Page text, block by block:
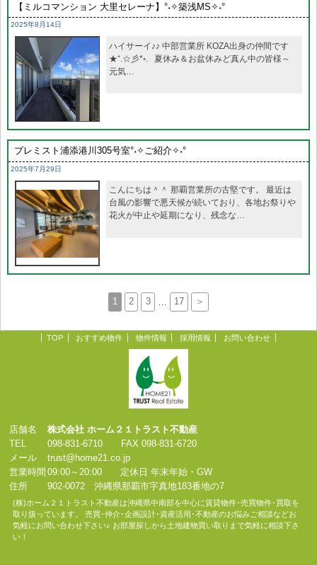
【ミルコマンション 大里セレーナ】°˖✧築浅MS✧˖°
2025年8月14日
ハイサーイ♪♪ 中部営業所 KOZA出身の仲間です
★⁺.☆彡*◦. 夏休み＆お盆休みど真ん中の皆様～
元気…
プレミスト浦添港川305号室°˖✧ご紹介✧˖°
2025年7月29日
こんにちは＾＾ 那覇営業所の古堅です。 最近は
台風の影響で悪天候が続いており、各地お祭りや
花火が中止や延期になり、残念な…
1 2 3 17 ＞
TOP おすすめ物件 物件情報 採用情報 お問い合わせ
店舗名
株式会社 ホーム２１トラスト不動産
TEL
098-831-6710 FAX 098-831-6720
メール
trust@home21.co.jp
営業時間 09:00～20:00 定休日 年末年始・GW
住所
902-0072 沖縄県那覇市字真地183番地の7
(株)ホーム２１トラスト不動産は沖縄県中南部を中心に賃貸物件･売買物件･買取を
取り扱っています。 売買･仲介･企画設計･資産活用･不動産のお悩みご相談などお
気軽にお問い合わせ下さい♪ お部屋探しから土地建物買い取りまで気軽に相談下さ
い！